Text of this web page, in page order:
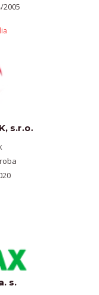
2005
s.r.o.
s.